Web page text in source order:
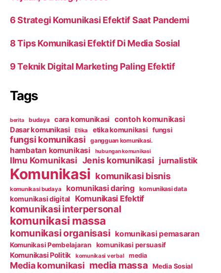
6 Strategi Komunikasi Efektif Saat Pandemi
8 Tips Komunikasi Efektif Di Media Sosial
9 Teknik Digital Marketing Paling Efektif
Tags
berita budaya cara komunikasi contoh komunikasi
Dasar komunikasi Etika etika komunikasi fungsi
fungsi komunikasi gangguan komunikasi.
hambatan komunikasi hubungan komunikasi
Ilmu Komunikasi Jenis komunikasi jurnalistik
Komunikasi komunikasi bisnis
komunikasi budaya komunikasi daring komunikasi data
komunikasi digital Komunikasi Efektif
komunikasi interpersonal
komunikasi massa
komunikasi organisasi komunikasi pemasaran
Komunikasi Pembelajaran komunikasi persuasif
Komunikasi Politik komunikasi verbal media
Media komunikasi media massa Media Sosial